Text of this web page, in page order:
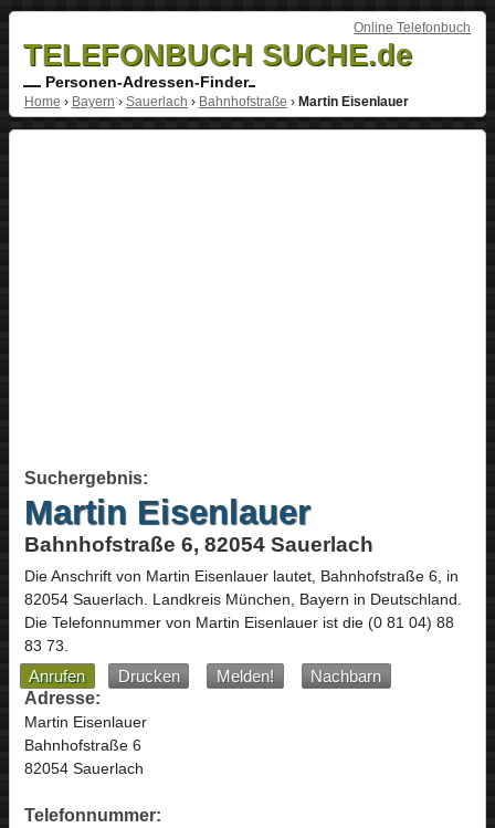
Online Telefonbuch
TELEFONBUCH SUCHE.de
Personen-Adressen-Finder
Home › Bayern › Sauerlach › Bahnhofstraße › Martin Eisenlauer
Suchergebnis:
Martin Eisenlauer
Bahnhofstraße 6, 82054 Sauerlach
Die Anschrift von Martin Eisenlauerlautet, Bahnhofstraße 6, in
82054 Sauerlach. Landkreis München, Bayern in Deutschland.
Die Telefonnummer von Martin Eisenlauer ist die (0 81 04) 88
83 73.
Anrufen Drucken Melden!
Nachbarn
Adresse:
Martin Eisenlauer
Bahnhofstraße 6
82054 Sauerlach
Telefonnummer: